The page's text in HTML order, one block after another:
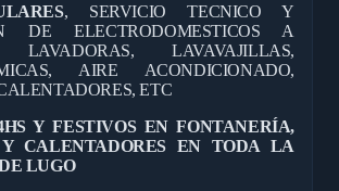
, SERVICIO TECNICO Y
DE ELECTRODOMESTICOS A
LAVADORAS, LAVAVAJILLAS,
AIRE ACONDICIONADO,
ETC
Y FESTIVOS EN FONTANERÍA,
CALENTADORES EN TODA LA
LUGO